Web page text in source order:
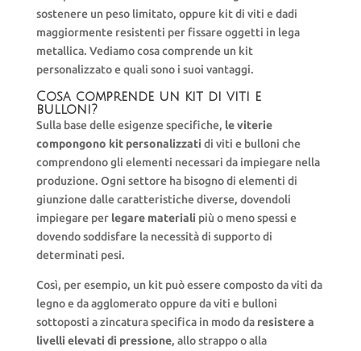
sostenere un peso limitato, oppure kit di viti e dadi
maggiormente resistenti per fissare oggetti in lega
metallica. Vediamo cosa comprende un kit
personalizzato e quali sono i suoi vantaggi.
Cosa comprende un kit di viti e
bulloni?
Sulla base delle esigenze specifiche, le viterie
compongono kit personalizzatidi viti e bulloni che
comprendono gli elementi necessari da impiegare nella
produzione. Ogni settore ha bisogno di elementi di
giunzione dalle caratteristiche diverse, dovendoli
impiegare per legare materiali più o meno spessi e
dovendo soddisfare la necessità di supporto di
determinati pesi.
Così, per esempio, un kit può essere composto da viti da
legno e da agglomerato oppure da viti e bulloni
sottoposti a zincatura specifica in modo da resistere a
livelli elevati di pressione, allo strappo o alla